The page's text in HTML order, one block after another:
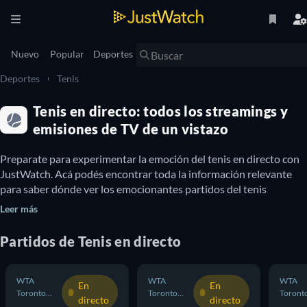
Nuevo Popular Deportes
Deportes Tenis
Tenis en directo: todos los streamings y
emisiones de TV de un vistazo
Preparate para experimentar la emoción del tenis en directo con
JustWatch. Acá podés encontrar toda la información relevante
para saber dónde ver los emocionantes partidos del tenis
internacional desde Argentina. Además, podés enterarte de qué
partidos transmitidos en tiempo real y también los próximos
Donde ver a tus tenistas favoritos desde Argentina
con JustWatch
Leer más
Partidos de Tenisen directo
WTA
Toronto
En
directo
WTA
Toronto
En
directo
WTA